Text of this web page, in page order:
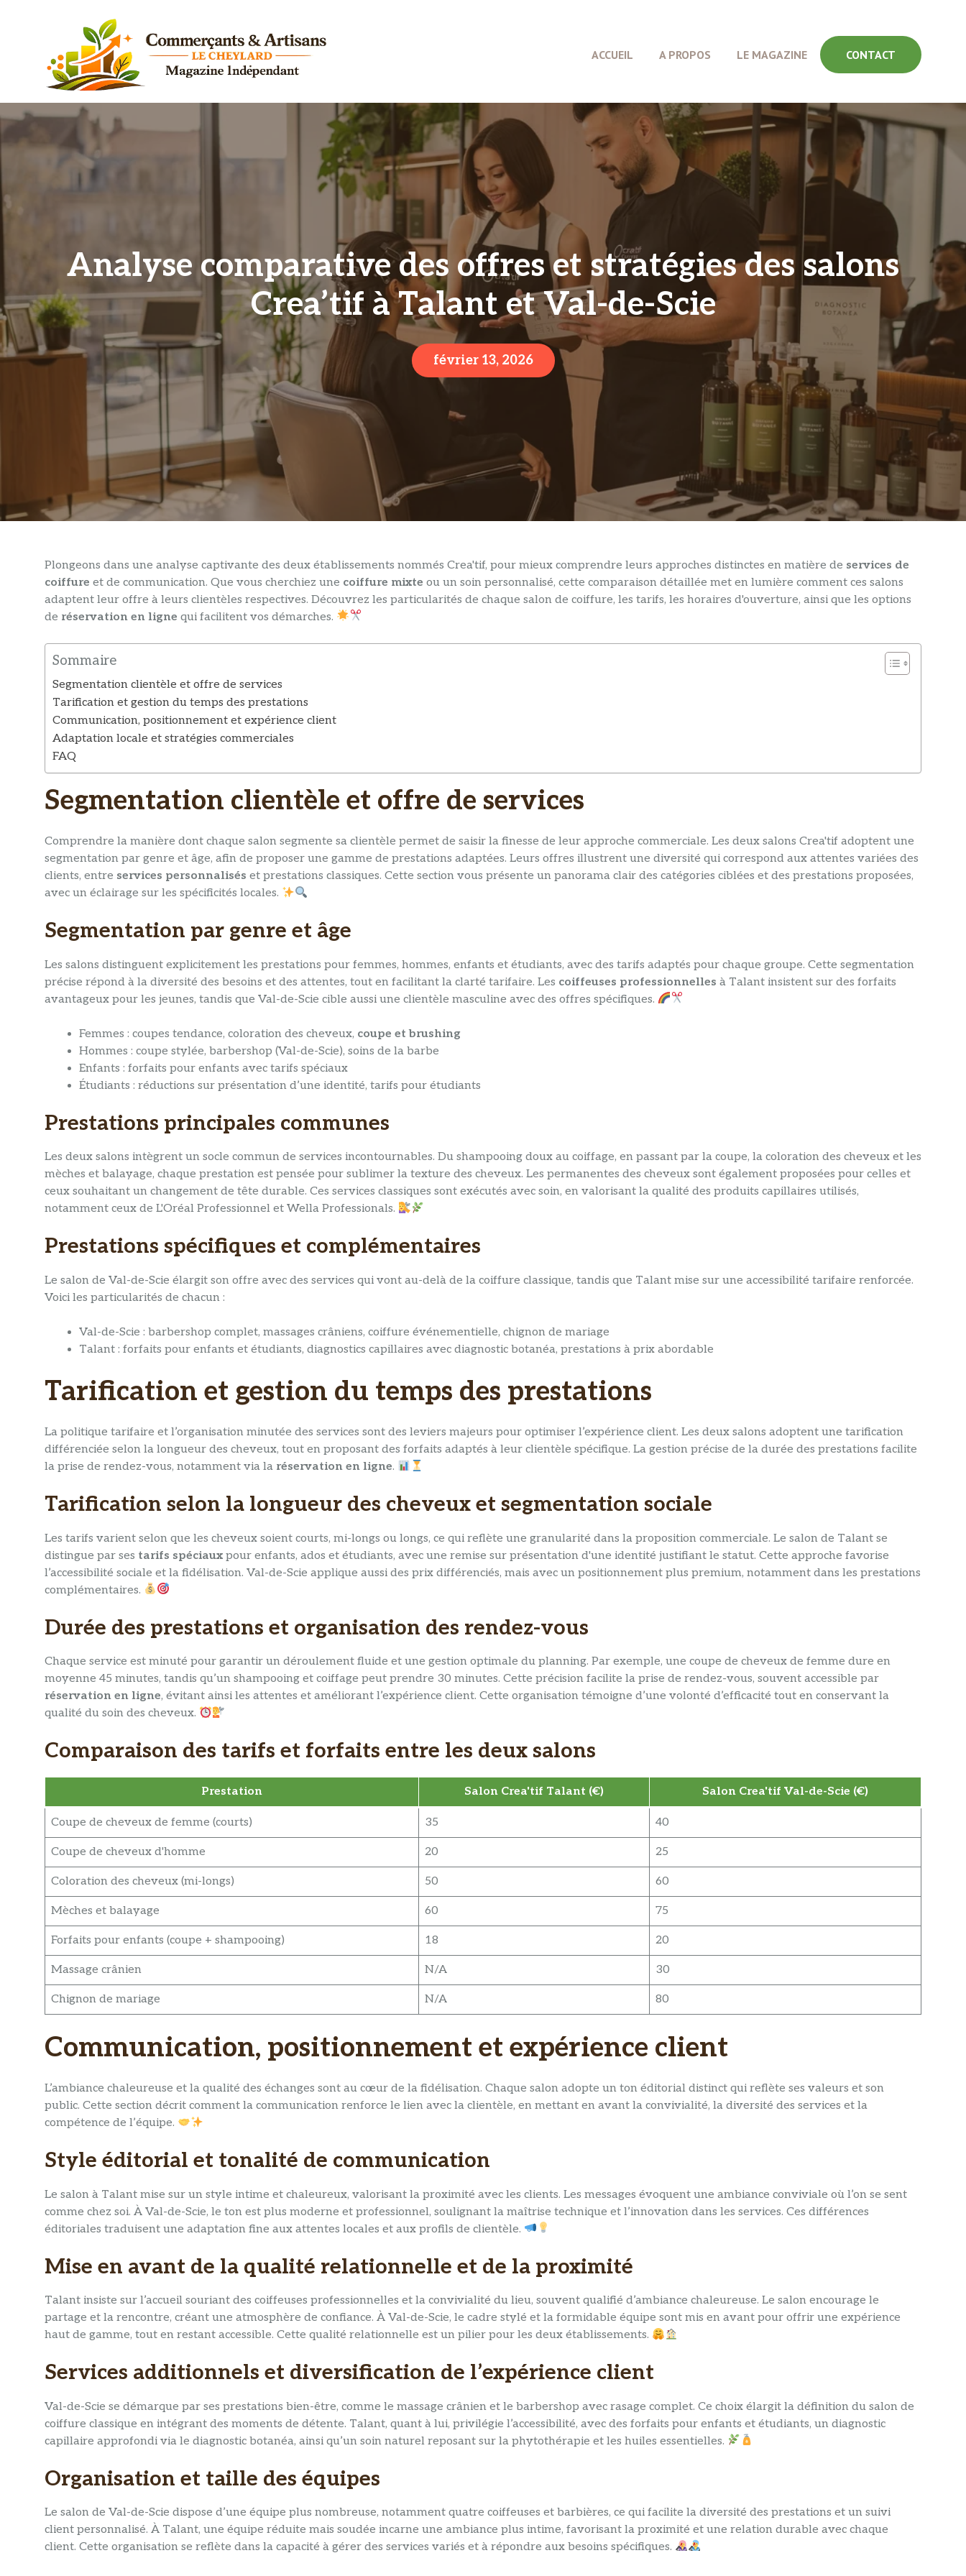
ACCUEIL A PROPOS LE MAGAZINE CONTACT
Analyse comparative des offres et stratégies des salons
Crea’tif à Talant et Val-de-Scie
février 13, 2026
Plongeons dans une analyse captivante des deux établissements nommés Crea'tif, pour mieux comprendre leurs approches distinctes en matière de services de
coiffure et de communication. Que vous cherchiez une coiffure mixte ou un soin personnalisé, cette comparaison détaillée met en lumière comment ces salons
adaptent leur offre à leurs clientèles respectives. Découvrez les particularités de chaque salon de coiffure, les tarifs, les horaires d'ouverture, ainsi que les options
de réservation en ligne qui facilitent vos démarches.
Sommaire
Segmentation clientèle et offre de services
Tarification et gestion du temps des prestations
Communication, positionnement et expérience client
Adaptation locale et stratégies commerciales
FAQ
Segmentation clientèle et offre de services
Comprendre la manière dont chaque salon segmente sa clientèle permet de saisir la finesse de leur approche commerciale. Les deux salons Crea'tif adoptent une
segmentation par genre et âge, afin de proposer une gamme de prestations adaptées. Leurs offres illustrent une diversité qui correspond aux attentes variées des
clients, entre services personnalisés et prestations classiques. Cette section vous présente un panorama clair des catégories ciblées et des prestations proposées,
avec un éclairage sur les spécificités locales.
Segmentation par genre et âge
Les salons distinguent explicitement les prestations pour femmes, hommes, enfants et étudiants, avec des tarifs adaptés pour chaque groupe. Cette segmentation
précise répond à la diversité des besoins et des attentes, tout en facilitant la clarté tarifaire. Les coiffeuses professionnelles à Talant insistent sur des forfaits
avantageux pour les jeunes, tandis que Val-de-Scie cible aussi une clientèle masculine avec des offres spécifiques.
Femmes : coupes tendance, coloration des cheveux, coupe et brushing
Hommes : coupe stylée, barbershop (Val-de-Scie), soins de la barbe
Enfants : forfaits pour enfants avec tarifs spéciaux
Étudiants : réductions sur présentation d’une identité, tarifs pour étudiants
Prestations principales communes
Les deux salons intègrent un socle commun de services incontournables. Du shampooing doux au coiffage, en passant par la coupe, la coloration des cheveux et les
mèches et balayage, chaque prestation est pensée pour sublimer la texture des cheveux. Les permanentes des cheveux sont également proposées pour celles et
ceux souhaitant un changement de tête durable. Ces services classiques sont exécutés avec soin, en valorisant la qualité des produits capillaires utilisés,
notamment ceux de L'Oréal Professionnel et Wella Professionals.
Prestations spécifiques et complémentaires
Le salon de Val-de-Scie élargit son offre avec des services qui vont au-delà de la coiffure classique, tandis que Talant mise sur une accessibilité tarifaire renforcée.
Voici les particularités de chacun :
Val-de-Scie : barbershop complet, massages crâniens, coiffure événementielle, chignon de mariage
Talant : forfaits pour enfants et étudiants, diagnostics capillaires avec diagnostic botanéa, prestations à prix abordable
Tarification et gestion du temps des prestations
La politique tarifaire et l’organisation minutée des services sont des leviers majeurs pour optimiser l’expérience client. Les deux salons adoptent une tarification
différenciée selon la longueur des cheveux, tout en proposant des forfaits adaptés à leur clientèle spécifique. La gestion précise de la durée des prestations facilite
la prise de rendez-vous, notamment via la réservation en ligne.
Tarification selon la longueur des cheveux et segmentation sociale
Les tarifs varient selon que les cheveux soient courts, mi-longs ou longs, ce qui reflète une granularité dans la proposition commerciale. Le salon de Talant se
distingue par ses tarifs spéciaux pour enfants, ados et étudiants, avec une remise sur présentation d'une identité justifiant le statut. Cette approche favorise
l’accessibilité sociale et la fidélisation. Val-de-Scie applique aussi des prix différenciés, mais avec un positionnement plus premium, notamment dans les prestations
complémentaires.
Durée des prestations et organisation des rendez-vous
Chaque service est minuté pour garantir un déroulement fluide et une gestion optimale du planning. Par exemple, une coupe de cheveux de femme dure en
moyenne 45 minutes, tandis qu’un shampooing et coiffage peut prendre 30 minutes. Cette précision facilite la prise de rendez-vous, souvent accessible par
réservation en ligne, évitant ainsi les attentes et améliorant l’expérience client. Cette organisation témoigne d’une volonté d’efficacité tout en conservant la
qualité du soin des cheveux.
Comparaison des tarifs et forfaits entre les deux salons
Prestation Salon Crea'tif Talant (€) Salon Crea'tif Val-de-Scie (€)
Coupe de cheveux de femme (courts) 35 40
Coupe de cheveux d'homme 20 25
Coloration des cheveux (mi-longs) 50 60
Mèches et balayage 60 75
Forfaits pour enfants (coupe + shampooing) 18 20
Massage crânien N/A 30
Chignon de mariage N/A 80
Communication, positionnement et expérience client
L’ambiance chaleureuse et la qualité des échanges sont au cœur de la fidélisation. Chaque salon adopte un ton éditorial distinct qui reflète ses valeurs et son
public. Cette section décrit comment la communication renforce le lien avec la clientèle, en mettant en avant la convivialité, la diversité des services et la
compétence de l’équipe.
Style éditorial et tonalité de communication
Le salon à Talant mise sur un style intime et chaleureux, valorisant la proximité avec les clients. Les messages évoquent une ambiance conviviale où l’on se sent
comme chez soi. À Val-de-Scie, le ton est plus moderne et professionnel, soulignant la maîtrise technique et l’innovation dans les services. Ces différences
éditoriales traduisent une adaptation fine aux attentes locales et aux profils de clientèle.
Mise en avant de la qualité relationnelle et de la proximité
Talant insiste sur l’accueil souriant des coiffeuses professionnelles et la convivialité du lieu, souvent qualifié d’ambiance chaleureuse. Le salon encourage le
partage et la rencontre, créant une atmosphère de confiance. À Val-de-Scie, le cadre stylé et la formidable équipe sont mis en avant pour offrir une expérience
haut de gamme, tout en restant accessible. Cette qualité relationnelle est un pilier pour les deux établissements.
Services additionnels et diversification de l’expérience client
Val-de-Scie se démarque par ses prestations bien-être, comme le massage crânien et le barbershop avec rasage complet. Ce choix élargit la définition du salon de
coiffure classique en intégrant des moments de détente. Talant, quant à lui, privilégie l’accessibilité, avec des forfaits pour enfants et étudiants, un diagnostic
capillaire approfondi via le diagnostic botanéa, ainsi qu’un soin naturel reposant sur la phytothérapie et les huiles essentielles.
Organisation et taille des équipes
Le salon de Val-de-Scie dispose d’une équipe plus nombreuse, notamment quatre coiffeuses et barbières, ce qui facilite la diversité des prestations et un suivi
client personnalisé. À Talant, une équipe réduite mais soudée incarne une ambiance plus intime, favorisant la proximité et une relation durable avec chaque
client. Cette organisation se reflète dans la capacité à gérer des services variés et à répondre aux besoins spécifiques.